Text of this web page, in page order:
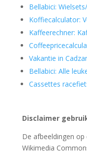
Bellabici:
Koffiecalculator:
Kaffeerechner:
Vakantie in
Bellabici: Alle
Cassettes
Disclaimer
De afbeeldingen
Wikimedia